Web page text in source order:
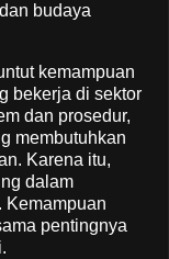
budaya
kemampuan
bekerja di sektor
dan prosedur,
membutuhkan
Karena itu,
dalam
Kemampuan
pentingnya